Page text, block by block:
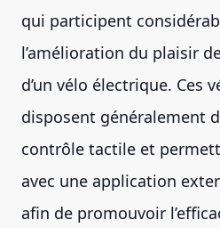
qui participent
l’amélioration du plaisir
d’un vélo électrique. Ces
disposent généralement
contrôle tactile et
avec une application
afin de promouvoir